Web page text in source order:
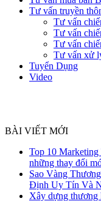
Tư vấn truyền
Tư vấn
Tư vấn
Tư vấn
Tư vấn xử
Tuyển Dụng
Video
BÀI VIẾT MỚI
Top 10 Marketing
những thay đổi
Sao Vàng
Định Uy Tín Và
Xây dựng thương